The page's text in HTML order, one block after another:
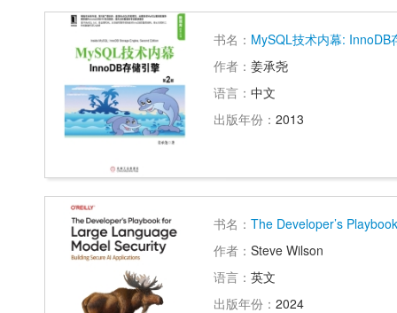
书名： MySQL技术内幕: InnoDB
作者： 姜承尧
语言： 中文
出版年份： 2013
书名： The Developer’s
作者： Steve Wilson
语言： 英文
出版年份： 2024